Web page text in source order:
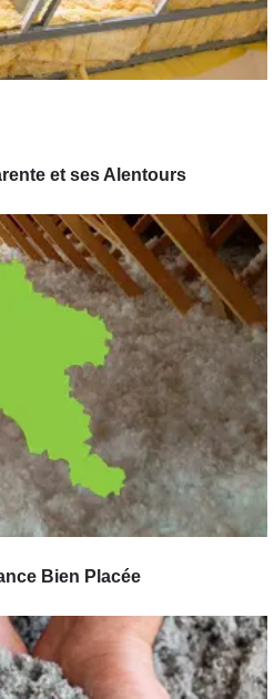
et ses Alentours
Bien Placée